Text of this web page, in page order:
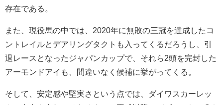
存在である。
また、現役馬の中では、2020年に無敗の三冠を達成したコ
ントレイルとデアリングタクトも入ってくるだろうし、引
退レースとなったジャパンカップで、それら2頭を完封した
アーモンドアイも、間違いなく候補に挙がってくる。
そして、安定感や堅実さという点では、ダイワスカーレッ